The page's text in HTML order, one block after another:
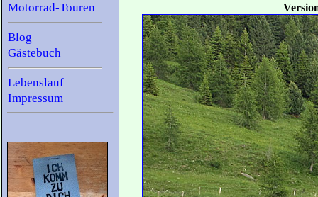
Motorrad-Touren
Blog
Gästebuch
Lebenslauf
Impressum